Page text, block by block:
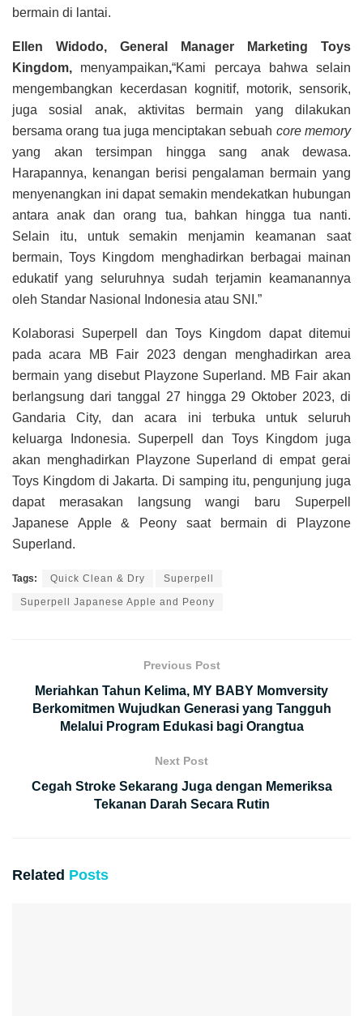
bermain di lantai.
Ellen Widodo, General Manager Marketing Toys
Kingdom, menyampaikan,“Kami percaya bahwa selain
mengembangkan kecerdasan kognitif, motorik, sensorik,
juga sosial anak, aktivitas bermain yang dilakukan
bersama orang tua juga menciptakan sebuah core memory
yang akan tersimpan hingga sang anak dewasa.
Harapannya, kenangan berisi pengalaman bermain yang
menyenangkan ini dapat semakin mendekatkan hubungan
antara anak dan orang tua, bahkan hingga tua nanti.
Selain itu, untuk semakin menjamin keamanan saat
bermain, Toys Kingdom menghadirkan berbagai mainan
edukatif yang seluruhnya sudah terjamin keamanannya
oleh Standar Nasional Indonesia atau SNI.”
Kolaborasi Superpell dan Toys Kingdom dapat ditemui
pada acara MB Fair 2023 dengan menghadirkan area
bermain yang disebut Playzone Superland. MB Fair akan
berlangsung dari tanggal 27 hingga 29 Oktober 2023, di
Gandaria City, dan acara ini terbuka untuk seluruh
keluarga Indonesia. Superpell dan Toys Kingdom juga
akan menghadirkan Playzone Superland di empat gerai
Toys Kingdom di Jakarta. Di samping itu, pengunjung juga
dapat merasakan langsung wangi baru Superpell
Japanese Apple & Peony saat bermain di Playzone
Superland.
Tags: Quick Clean & Dry Superpell
Superpell Japanese Apple and Peony
Previous Post
Meriahkan Tahun Kelima, MY BABY Momversity
Berkomitmen Wujudkan Generasi yang Tangguh
Melalui Program Edukasi bagi Orangtua
Next Post
Cegah Stroke Sekarang Juga dengan Memeriksa
Tekanan Darah Secara Rutin
Related Posts